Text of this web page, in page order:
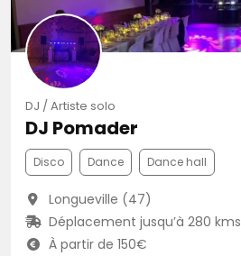
DJ / Artiste solo
DJ Pomader
Disco Dance Dance hall
Longueville (47)
Déplacement jusqu’à 280 kms
À partir de 150€